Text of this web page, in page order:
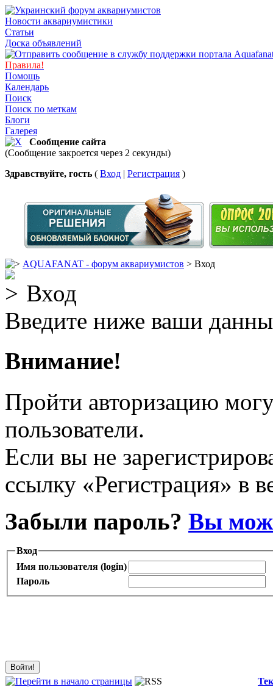
Новости аквариумистики
Статьи
Доска объявлений
Правила!
Помощь
Календарь
Поиск
Поиск по меткам
Блоги
Галерея
Сообщение сайта
(Сообщение закроется через 2 секунды)
Здравствуйте, гость ( Вход | Регистрация )
AQUAFANAT - форум аквариумистов > Вход
Вход
Введите ниже ваши
Внимание!
Пройти авторизацию
пользователи.
Если вы не
ссылку «Регистрация» в
Забыли пароль? Вы
Вход
Имя пользователя (login)
Пароль